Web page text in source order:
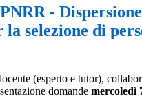
-
la selezione di
(esperto e tutor),
domande mercoledì